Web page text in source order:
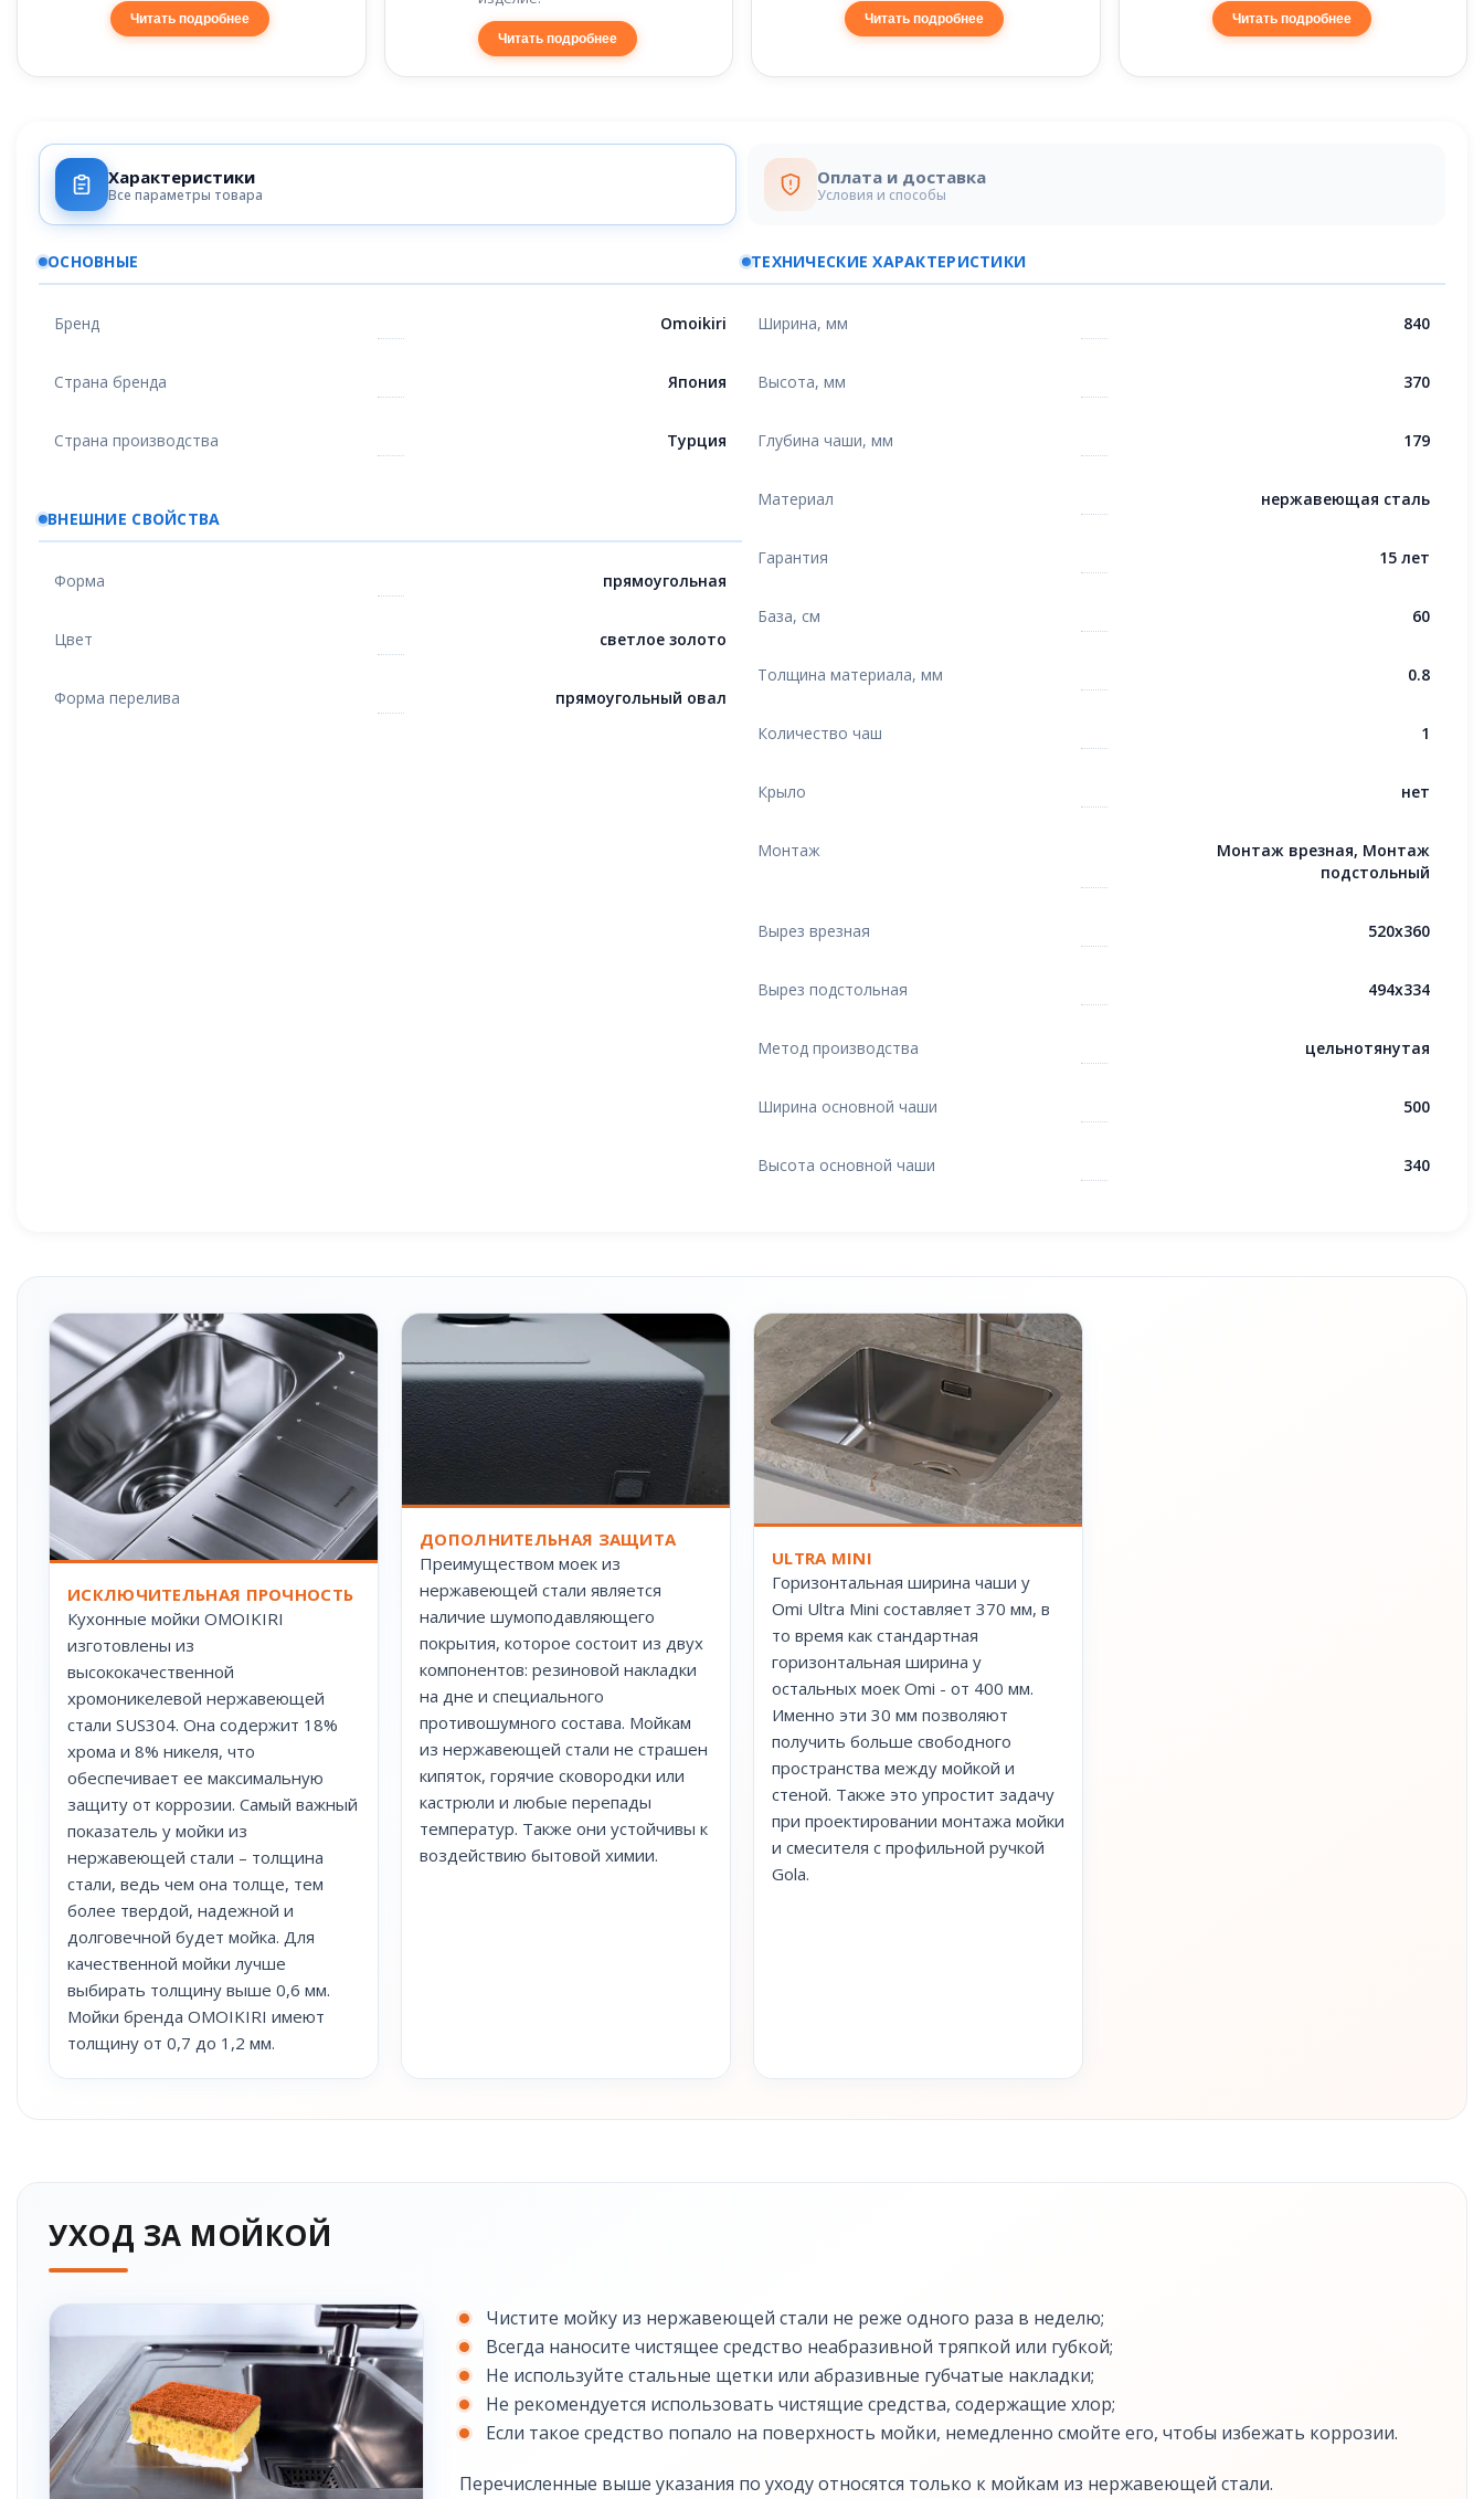
Читать подробнее
Читать подробнее
Читать подробнее Читать подробнее
Характеристики
Все параметры товара
Оплата и доставка
Условия и способы
ОСНОВНЫЕ
Бренд Omoikiri
Страна бренда Япония
Страна производства Турция
ВНЕШНИЕ СВОЙСТВА
Форма прямоугольная
Цвет светлое золото
Форма перелива прямоугольный овал
ТЕХНИЧЕСКИЕ ХАРАКТЕРИСТИКИ
Ширина, мм 840
Высота, мм 370
Глубина чаши, мм 179
Материал нержавеющая сталь
Гарантия 15 лет
База, см 60
Толщина материала, мм 0.8
Количество чаш 1
Крыло нет
Монтаж
Монтаж врезная, Монтаж
подстольный
Вырез врезная 520x360
Вырез подстольная 494x334
Метод производства цельнотянутая
Ширина основной чаши 500
Высота основной чаши 340
ИСКЛЮЧИТЕЛЬНАЯ ПРОЧНОСТЬ
Кухонные мойки OMOIKIRI
изготовлены из
высококачественной
хромоникелевой нержавеющей
стали SUS304. Она содержит 18%
хрома и 8% никеля, что
обеспечивает ее максимальную
защиту от коррозии. Самый важный
показатель у мойки из
нержавеющей стали – толщина
стали, ведь чем она толще, тем
более твердой, надежной и
долговечной будет мойка. Для
качественной мойки лучше
выбирать толщину выше 0,6 мм.
Мойки бренда OMOIKIRI имеют
толщину от 0,7 до 1,2 мм.
ДОПОЛНИТЕЛЬНАЯ ЗАЩИТА
Преимуществом моек из
нержавеющей стали является
наличие шумоподавляющего
покрытия, которое состоит из двух
компонентов: резиновой накладки
на дне и специального
противошумного состава. Мойкам
из нержавеющей стали не страшен
кипяток, горячие сковородки или
кастрюли и любые перепады
температур. Также они устойчивы к
воздействию бытовой химии.
ULTRA MINI
Горизонтальная ширина чаши у
Omi Ultra Mini составляет 370 мм, в
то время как стандартная
горизонтальная ширина у
остальных моек Omi - от 400 мм.
Именно эти 30 мм позволяют
получить больше свободного
пространства между мойкой и
стеной. Также это упростит задачу
при проектировании монтажа мойки
и смесителя с профильной ручкой
Gola.
УХОД ЗА МОЙКОЙ
Чистите мойку из нержавеющей стали не реже одного раза в неделю;
Всегда наносите чистящее средство неабразивной тряпкой или губкой;
Не используйте стальные щетки или абразивные губчатые накладки;
Не рекомендуется использовать чистящие средства, содержащие хлор;
Если такое средство попало на поверхность мойки, немедленно смойте его, чтобы избежать коррозии.
Перечисленные выше указания по уходу относятся только к мойкам из нержавеющей стали.